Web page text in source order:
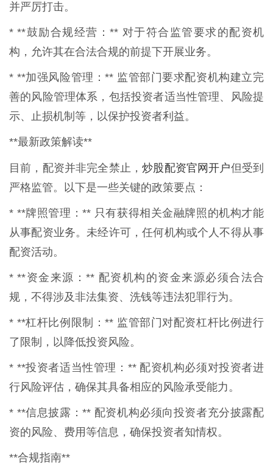
并严厉打击。
* **鼓励合规经营：** 对于符合监管要求的配资机
构，允许其在合法合规的前提下开展业务。
* **加强风险管理：** 监管部门要求配资机构建立完
善的风险管理体系，包括投资者适当性管理、风险提
示、止损机制等，以保护投资者利益。
**最新政策解读**
目前，配资并非完全禁止，炒股配资官网开户但受到
严格监管。以下是一些关键的政策要点：
* **牌照管理：** 只有获得相关金融牌照的机构才能
从事配资业务。未经许可，任何机构或个人不得从事
配资活动。
* **资金来源：** 配资机构的资金来源必须合法合
规，不得涉及非法集资、洗钱等违法犯罪行为。
* **杠杆比例限制：** 监管部门对配资杠杆比例进行
了限制，以降低投资风险。
* **投资者适当性管理：** 配资机构必须对投资者进
行风险评估，确保其具备相应的风险承受能力。
* **信息披露：** 配资机构必须向投资者充分披露配
资的风险、费用等信息，确保投资者知情权。
**合规指南**